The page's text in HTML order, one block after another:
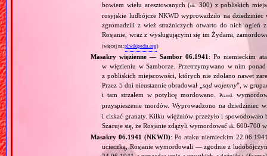
bowiem wielu aresztowanych (ok.300) z pobliskich
rosyjskie ludbójcze NKWD wyprowadziło na
zgromadzili z wież strażniczych otwarto do nich ogień
Rosjanie, wraz z wysługującymi się im Żydami,
(więcej na:pl.wikipedia.org)
Masakry więzienne — Sambor 06.1941 : Po niemieckim
w więzieniu w Samborze. Przetrzymywano w nim
z pobliskich miejscowości, których nie zdołano nawet
Przez 5 dni nieustannie obradował „ sąd wojenny”, w
i tam strzałem w potylicę mordowano.
Prawd.
przyspieszenie mordów. Wyprowadzono na dziedziniec
i ciskać granaty. Kilku więźniów przeżyło i
Szacuje się, że Rosjanie zdążyli wymordowaćok. 600‐700
Masakry 06.1941 (NKWD): Po ataku niemieckim
ucieczką, Rosjanie wymordowali — zgodnie z